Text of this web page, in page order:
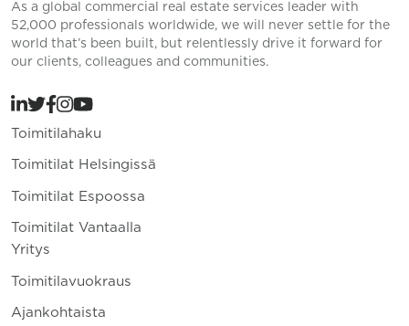
As a global commercial real estate services leader with
52,000 professionals worldwide, we will never settle for the
world that’s been built, but relentlessly drive it forward for
our clients, colleagues and communities.
Toimitilahaku
Toimitilat Helsingissä
Toimitilat Espoossa
Toimitilat Vantaalla
Yritys
Toimitilavuokraus
Ajankohtaista